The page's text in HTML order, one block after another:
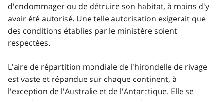
d'endommager ou de détruire son habitat, à moins d'y
avoir été autorisé. Une telle autorisation exigerait que
des conditions établies par le ministère soient
respectées.
L'aire de répartition mondiale de l'hirondelle de rivage
est vaste et répandue sur chaque continent, à
l'exception de l'Australie et de l'Antarctique. Elle se